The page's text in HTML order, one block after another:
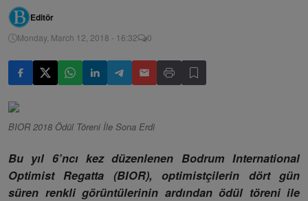
Editör
Monday, March 12, 2018 - 16:32 0
BIOR 2018 Ödül Töreni İle Sona Erdi
Bu yıl 6’ncı kez düzenlenen Bodrum International
Optimist Regatta (BIOR), optimistçilerin dört gün
süren renkli görüntülerinin ardından ödül töreni ile